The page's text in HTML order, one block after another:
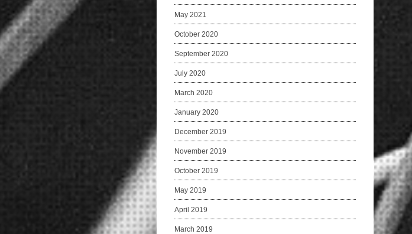
May 2021
October 2020
September 2020
July 2020
March 2020
January 2020
December 2019
November 2019
October 2019
May 2019
April 2019
March 2019